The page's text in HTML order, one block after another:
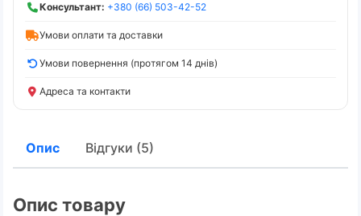
Консультант: +380 (66) 503-42-52
Умови оплати та доставки
Умови повернення (протягом 14 днів)
Адреса та контакти
Опис Відгуки (5)
Опис товару